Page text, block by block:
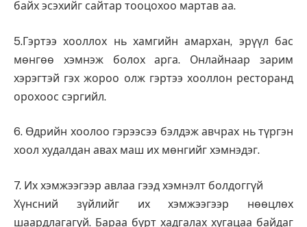
байх эсэхийг сайтар тооцохоо мартав аа.
5.Гэртээ хооллох нь хамгийн амархан, эрүүл бас
мөнгөө хэмнэж болох арга. Онлайнаар зарим
хэрэгтэй гэх жороо олж гэртээ хооллон ресторанд
орохоос сэргийл.
6. Өдрийн хоолоо гэрээсээ бэлдэж авчрах нь түргэн
хоол худалдан авах маш их мөнгийг хэмнэдэг.
7. Их хэмжээгээр авлаа гээд хэмнэлт болдоггүй
Хүнсний зүйлийг их хэмжээгээр нөөцлөх
шаардлагагүй. Бараа бүрт хадгалах хугацаа байдаг